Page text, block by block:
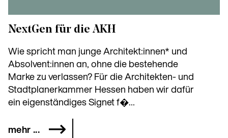
NextGen für die AKH
Wie spricht man junge Architekt:innen* und
Absolvent:innen an, ohne die bestehende
Marke zu verlassen? Für die Architekten- und
Stadtplanerkammer Hessen haben wir dafür
ein eigenständiges Signet f�...
mehr ...